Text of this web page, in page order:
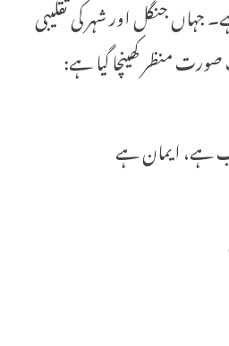
جنگل اور شہر کی تقلیبی
منظر کھینچا گیا ہے:
ہے، ایمان ہے